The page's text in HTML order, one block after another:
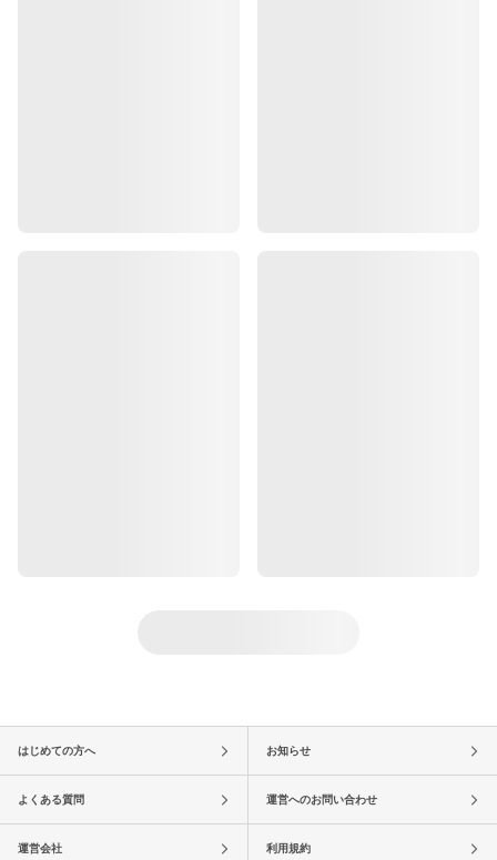
はじめての方へ お知らせ
よくある質問 運営へのお問い合わせ
運営会社 利用規約